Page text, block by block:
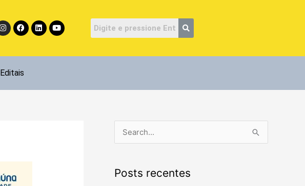
InstagramFacebook
LinkedinYoutube
Editais
q
Posts recentes